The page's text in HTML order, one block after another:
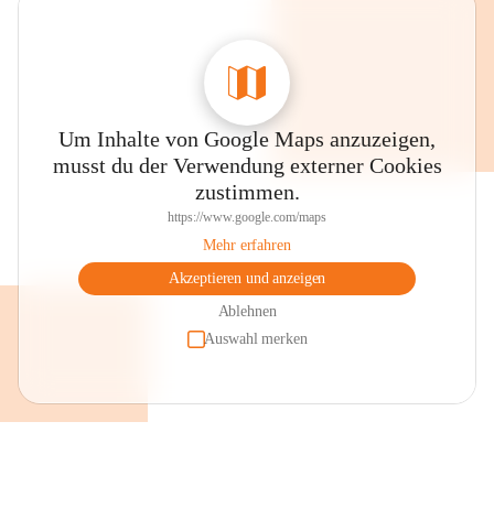
Um Inhalte von Google Maps anzuzeigen,
musst du der Verwendung externer Cookies
zustimmen.
https://www.google.com/maps
Mehr erfahren
Akzeptieren und anzeigen
Ablehnen
Auswahl merken